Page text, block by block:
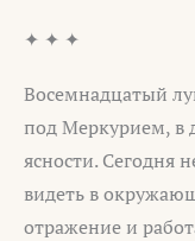
✦ ✦ ✦
Восемнадцатый
под Меркурием, в
ясности. Сегодня
видеть в
отражение и